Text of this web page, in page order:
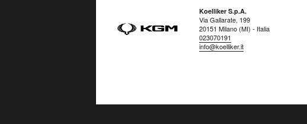
Koelliker S.p.A.
Via Gallarate, 199
20151 Milano (MI) - Italia
023070191
info@koelliker.it